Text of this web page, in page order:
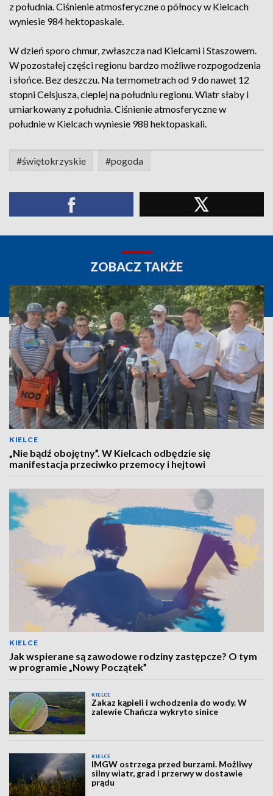
z południa. Ciśnienie atmosferyczne o północy w Kielcach
wyniesie 984 hektopaskale.
W dzień sporo chmur, zwłaszcza nad Kielcami i Staszowem.
W pozostałej części regionu bardzo możliwe rozpogodzenia
i słońce. Bez deszczu. Na termometrach od 9 do nawet 12
stopni Celsjusza, cieplej na południu regionu. Wiatr słaby i
umiarkowany z południa. Ciśnienie atmosferyczne w
południe w Kielcach wyniesie 988 hektopaskali.
#świętokrzyskie #pogoda
ZOBACZ TAKŻE
KIELCE
„Nie bądź obojętny”. W Kielcach odbędzie się
manifestacja przeciwko przemocy i hejtowi
KIELCE
Jak wspierane są zawodowe rodziny zastępcze? O tym
w programie „Nowy Początek”
KIELCE
Zakaz kąpieli i wchodzenia do wody. W
zalewie Chańcza wykryto sinice
KIELCE
IMGW ostrzega przed burzami. Możliwy
silny wiatr, grad i przerwy w dostawie
prądu